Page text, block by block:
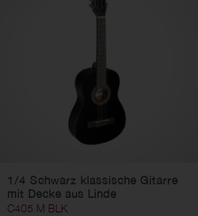
1/4 Schwarz klassische Gitarre
mit Decke aus Linde
C405 M BLK